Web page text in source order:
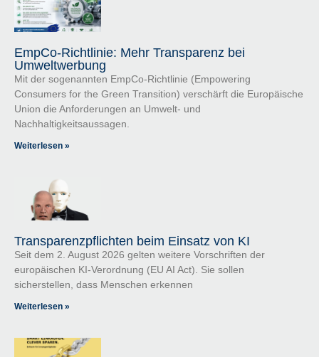
EmpCo-Richtlinie: Mehr Transparenz bei
Umweltwerbung
Mit der sogenannten EmpCo-Richtlinie (Empowering
Consumers for the Green Transition) verschärft die Europäische
Union die Anforderungen an Umwelt- und
Nachhaltigkeitsaussagen.
Weiterlesen »
Transparenzpflichten beim Einsatz von KI
Seit dem 2. August 2026 gelten weitere Vorschriften der
europäischen KI-Verordnung (EU AI Act). Sie sollen
sicherstellen, dass Menschen erkennen
Weiterlesen »